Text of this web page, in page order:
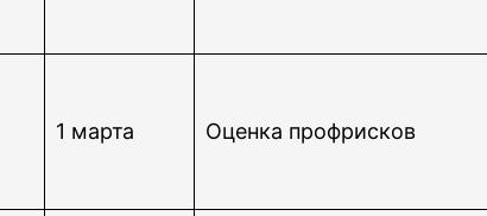
1 марта Оценка профрисков